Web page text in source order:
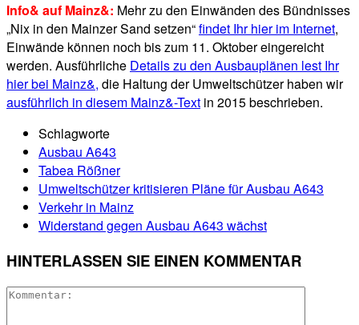
Info& auf Mainz&: Mehr zu den Einwänden des Bündnisses
„Nix in den Mainzer Sand setzen“findet Ihr hier im Internet,
Einwände können noch bis zum 11. Oktober eingereicht
werden. Ausführliche Details zu den Ausbauplänen lest Ihr
hier bei Mainz&, die Haltung der Umweltschützer haben wir
ausführlich in diesem Mainz&-Text in 2015 beschrieben.
Schlagworte
Ausbau A643
Tabea Rößner
Umweltschützer kritisieren Pläne für Ausbau A643
Verkehr in Mainz
Widerstand gegen Ausbau A643 wächst
HINTERLASSEN SIE EINEN KOMMENTAR